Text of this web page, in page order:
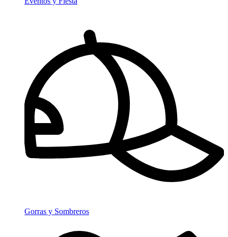
Gorras y Sombreros